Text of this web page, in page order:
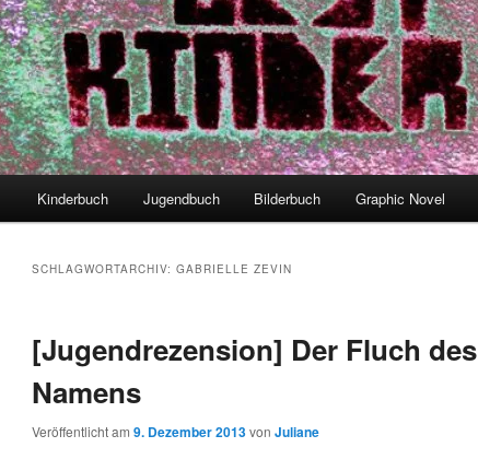
Kinderbuch Jugendbuch Bilderbuch Graphic Novel
SCHLAGWORTARCHIV: GABRIELLE ZEVIN
[Jugendrezension] Der Fluch des
Namens
Veröffentlicht am 9. Dezember 2013von Juliane